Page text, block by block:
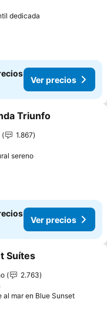
dedicada
Ver precios
favoritos
Triunfo
1.867
serenoVer precios
Ver precios
favoritos
Suítes
2.763
al mar en Blue SunsetVer